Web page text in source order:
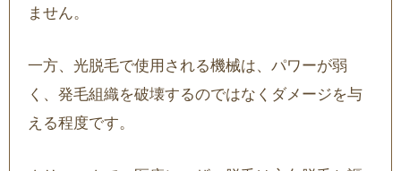
ません。
一方、光脱毛で使用される機械は、パワーが弱
く、発毛組織を破壊するのではなくダメージを与
える程度です。